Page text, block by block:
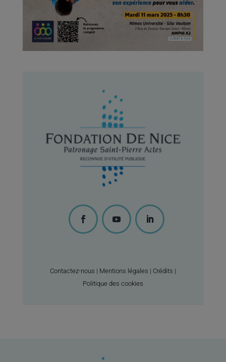
Contactez-nous | Mentions légales | Crédits |
Politique des cookies